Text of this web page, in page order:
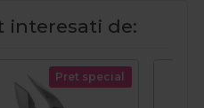
interesati de:
Pret special